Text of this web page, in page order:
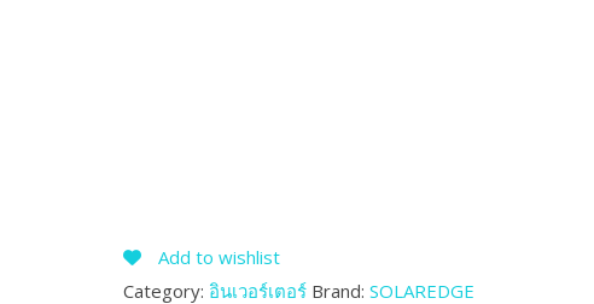
Add to wishlist
Category: อินเวอร์เตอร์ Brand: SOLAREDGE